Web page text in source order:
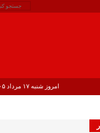
امروز شنبه ۱۷ مرداد ۱۴۰۵ - Saturday 8 August 2026